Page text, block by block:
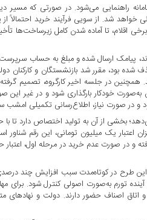
راهنمایی می‌شود. در صورتی که مسیر
خواهد شد. از سویی فرآیند خرید احتمالاً
اقلام، تا آماده شدن کامل زیرساخت‌ها
پیامک ارسال شده و مبلغ به حساب
شده بود، مقرر شد بازنشستگان و کارکنان
در جلسه اخیر کارگروه، تصمیم
خودکار بارگذاری شود و در غیر این
نیاز، اطلاع‌رسانی تکمیلی امشب ساعت ۹ انجام
بخشی از آن به تولید اختصاص دارد تا با
اعتبار یک میلیون تومانی، این رقم
و در صورت عدم خرید در مرحله اول، اعتبار
طرح در کوتاه‌مدت سبب افزایش چند
تورم به‌صورت اصولی کنترل شود. برای
و اتاق اصناف حضور دارند. دولت و